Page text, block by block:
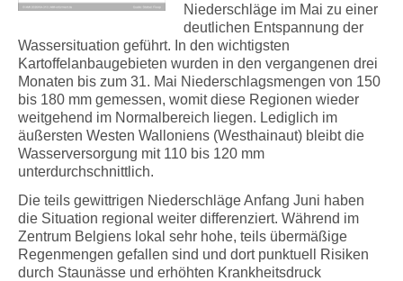
Niederschläge im Mai zu einer
deutlichen Entspannung der
Wassersituation geführt. In den wichtigsten
Kartoffelanbaugebieten wurden in den vergangenen drei
Monaten bis zum 31. Mai Niederschlagsmengen von 150
bis 180 mm gemessen, womit diese Regionen wieder
weitgehend im Normalbereich liegen. Lediglich im
äußersten Westen Walloniens (Westhainaut) bleibt die
Wasserversorgung mit 110 bis 120 mm
unterdurchschnittlich.
Die teils gewittrigen Niederschläge Anfang Juni haben
die Situation regional weiter differenziert. Während im
Zentrum Belgiens lokal sehr hohe, teils übermäßige
Regenmengen gefallen sind und dort punktuell Risiken
durch Staunässe und erhöhten Krankheitsdruck